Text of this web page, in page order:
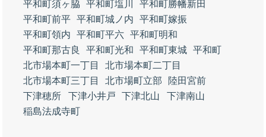
平和町須ヶ脇
平和町塩川
平和町勝幡新田
平和町前平 平和町城ノ内
平和町嫁振
平和町領内
平和町平六 平和町明和
平和町那古良
平和町光和 平和町東城 平和町
北市場本町一丁目
北市場本町二丁目
北市場本町三丁目
北市場町立部
陸田宮前
下津穂所
下津小井戸 下津北山
下津南山
稲島法成寺町